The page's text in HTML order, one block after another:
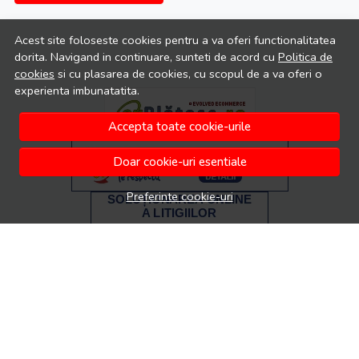
Acest site foloseste cookies pentru a va oferi functionalitatea
dorita. Navigand in continuare, sunteti de acord cu Politica de
cookies si cu plasarea de cookies, cu scopul de a va oferi o
experienta imbunatatita.
Accepta toate cookie-urile
Doar cookie-uri esentiale
Preferinte cookie-uri